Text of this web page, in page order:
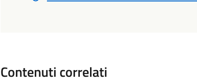
Contenuti correlati